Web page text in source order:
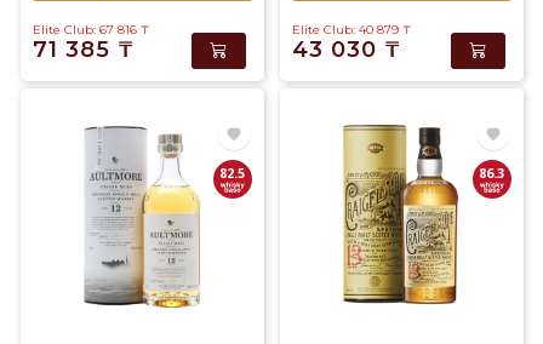
Elite Club: 67 816 ₸
71 385 ₸
Elite Club: 40 879 ₸
43 030 ₸
82.5 86.3